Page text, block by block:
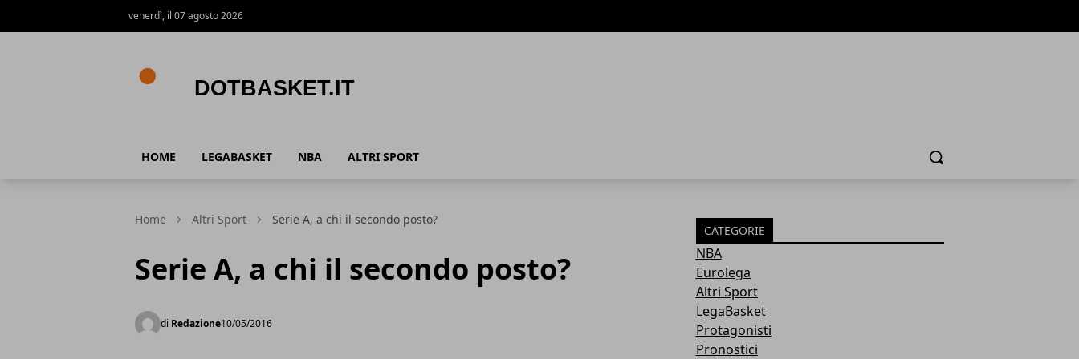
venerdì, il 07 agosto 2026
HOME LEGABASKET NBA ALTRI SPORT Cerca
Home Altri Sport Serie A, a chi il secondo posto?
Serie A, a chi il secondo posto?
di Redazione10/05/2016
CATEGORIE
NBA
Eurolega
Altri Sport
LegaBasket
Protagonisti
Pronostici